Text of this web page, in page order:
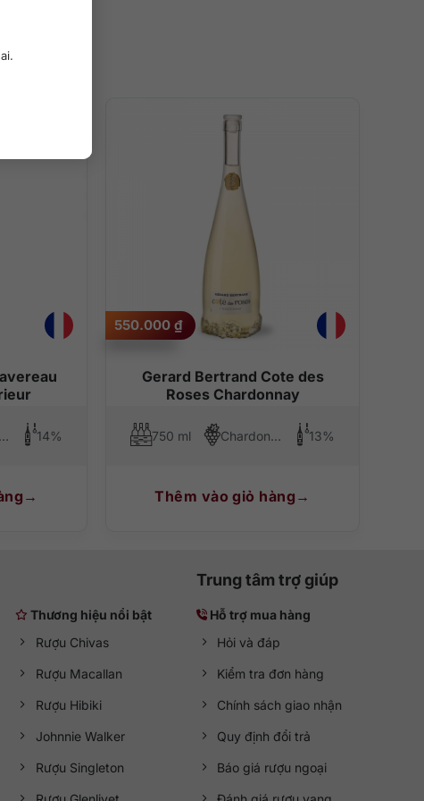
Cabernet Sauvignon, Merlot, Cabernet Franc 14%
Gerard Bertrand Cote des
Roses Chardonnay
550.000 ₫
750 ml Chardonnay 13%
Thêm vào giỏ hàng
Thương hiệu nổi bật
Rượu Chivas
Rượu Macallan
Rượu Hibiki
Johnnie Walker
Rượu Singleton
Trung tâm trợ giúp
Hỗ trợ mua hàng
Hỏi và đáp
Kiểm tra đơn hàng
Chính sách giao nhận
Quy định đổi trả
Báo giá rượu ngoại